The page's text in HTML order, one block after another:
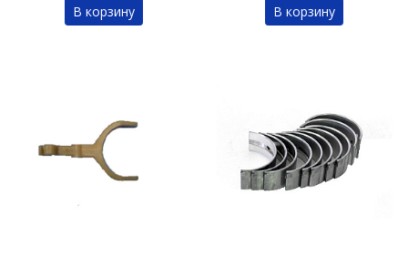
В корзину В корзину